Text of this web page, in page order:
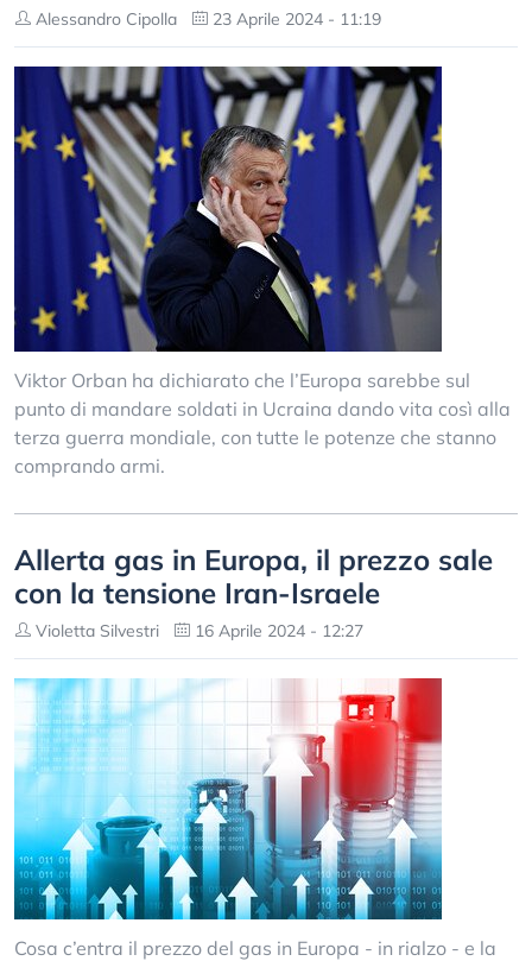
Alessandro Cipolla 23 Aprile 2024 - 11:19
Viktor Orban ha dichiarato che l’Europa sarebbe sul
punto di mandare soldati in Ucraina dando vita così alla
terza guerra mondiale, con tutte le potenze che stanno
comprando armi.
Allerta gas in Europa, il prezzo sale
con la tensione Iran-Israele
Violetta Silvestri 16 Aprile 2024 - 12:27
Cosa c’entra il prezzo del gas in Europa - in rialzo - e la